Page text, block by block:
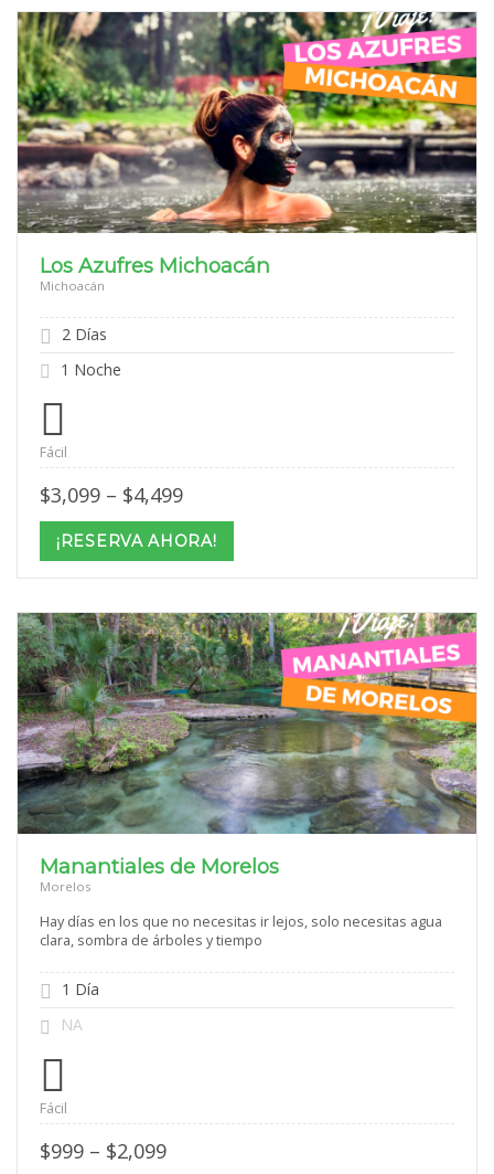
Los Azufres Michoacán
Michoacán
2 Días
1 Noche
Fácil
$3,099 – $4,499Price
$3,099
through
$4,499
¡RESERVA AHORA!
Manantiales de Morelos
Morelos
Hay días en los que no necesitas ir lejos, solo necesitas agua
clara, sombra de árboles y tiempo
1 Día
NA
Fácil
$999 – $2,099Price